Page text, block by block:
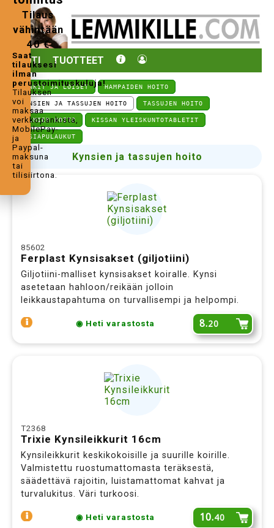
KOTI TUOTTEET
Tilaus
vähintään
40 €
Saat
tilauksesi
ilman
perustoimituskuluja!
Tilauksen
voi
maksaa
verkkopankista,
MobilePay-
ja
Paypal-
maksuna
tai
tilisiirtona.
PUNKIT JA LOISET HAMPAIDEN HOITO
KYNSIEN JA TASSUJEN HOITO TASSUJEN HOITO
SILMIEN HOITO KISSAN YLEISKUNTOTABLETIT
ENSIAPULAUKUT
Kynsien ja tassujen hoito
85602
Ferplast Kynsisakset (giljotiini)
Giljotiini-malliset kynsisakset koiralle. Kynsi
asetetaan hahloon/reikään jolloin
leikkaustapahtuma on turvallisempi ja helpompi.
◉ Heti varastosta 8.20
T2368
Trixie Kynsileikkurit 16cm
Kynsileikkurit keskikokoisille ja suurille koirille.
Valmistettu ruostumattomasta teräksestä,
säädettävä rajoitin, luistamattomat kahvat ja
turvalukitus. Väri turkoosi.
◉ Heti varastosta 10.40